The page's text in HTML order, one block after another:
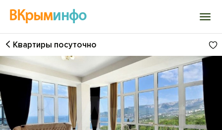
ВКрыминфо
Войти
Избранное
История просмотра
Квартиры посуточно